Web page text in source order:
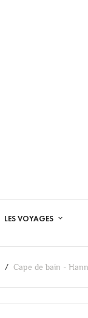
LES VOYAGES
Cape de bain -